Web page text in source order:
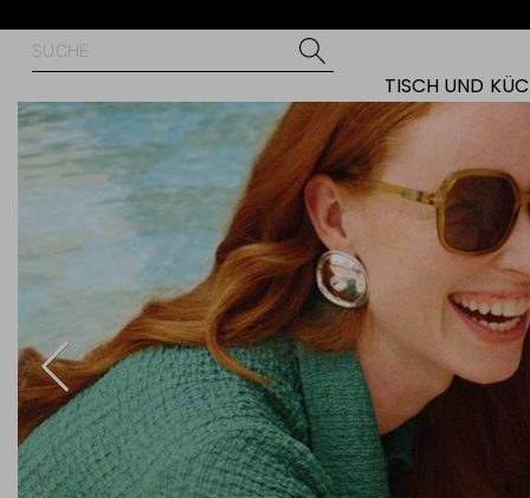
TISCH UND